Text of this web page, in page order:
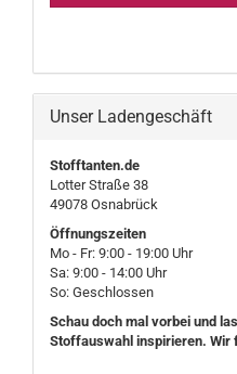
Unser Ladengeschäft
Stofftanten.de
Lotter Straße 38
49078 Osnabrück
Öffnungszeiten
Mo - Fr: 9:00 - 19:00 Uhr
Sa: 9:00 - 14:00 Uhr
So: Geschlossen
Schau doch mal vorbei und
Stoffauswahl inspirieren. Wir